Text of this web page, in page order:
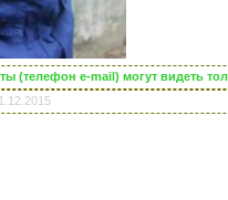
(телефон e-mail) могут видеть